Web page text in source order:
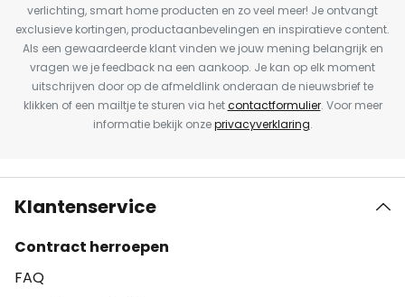
verlichting, smart home producten en zo veel meer! Je ontvangt
exclusieve kortingen, productaanbevelingen en inspiratieve content.
Als een gewaardeerde klant vinden we jouw mening belangrijk en
vragen we je feedback na een aankoop. Je kan op elk moment
uitschrijven door op de afmeldlink onderaan de nieuwsbrief te
klikken of een mailtje te sturen via hetcontactformulier. Voor meer
informatie bekijk onzeprivacyverklaring.
Klantenservice
Contract herroepen
FAQ